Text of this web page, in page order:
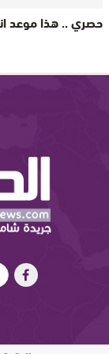
حصري .. هذا موعد